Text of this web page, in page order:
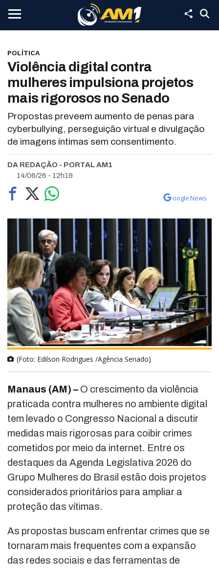
POLÍTICA
Violência digital contra
mulheres impulsiona projetos
mais rigorosos no Senado
Propostas preveem aumento de penas para
cyberbullying, perseguição virtual e divulgação
de imagens íntimas sem consentimento.
DA REDAÇÃO - PORTAL AM1
14/06/26 - 12h19
oogle News
(Foto: Edilson Rodrigues /Agência Senado)
Manaus (AM) – O crescimento da violência
praticada contra mulheres no ambiente digital
tem levado o Congresso Nacional a discutir
medidas mais rigorosas para coibir crimes
cometidos por meio da internet. Entre os
destaques da Agenda Legislativa 2026 do
Grupo Mulheres do Brasil estão dois projetos
considerados prioritários para ampliar a
proteção das vítimas.
As propostas buscam enfrentar crimes que se
tornaram mais frequentes com a expansão
das redes sociais e das ferramentas de